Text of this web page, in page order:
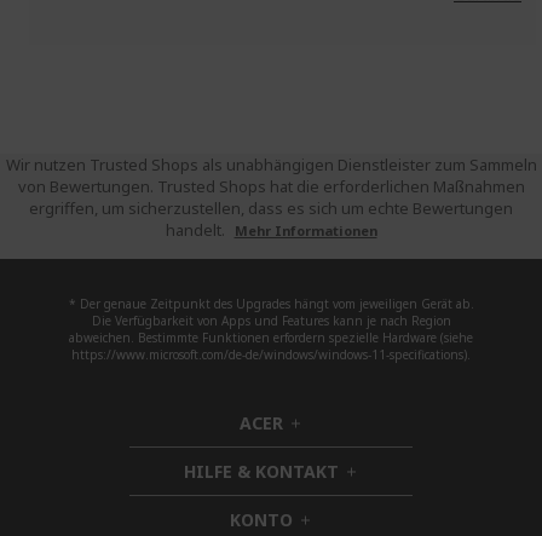
Wir nutzen Trusted Shops als unabhängigen Dienstleister zum Sammeln
von Bewertungen. Trusted Shops hat die erforderlichen Maßnahmen
ergriffen, um sicherzustellen, dass es sich um echte Bewertungen
handelt.
Mehr Informationen
* Der genaue Zeitpunkt des Upgrades hängt vom jeweiligen Gerät ab.
Die Verfügbarkeit von Apps und Features kann je nach Region
abweichen. Bestimmte Funktionen erfordern spezielle Hardware (siehe
https://www.microsoft.com/de-de/windows/windows-11-specifications).
ACER h
i
d
d
e
HILFE & KONTAKT h
i
KONTO h